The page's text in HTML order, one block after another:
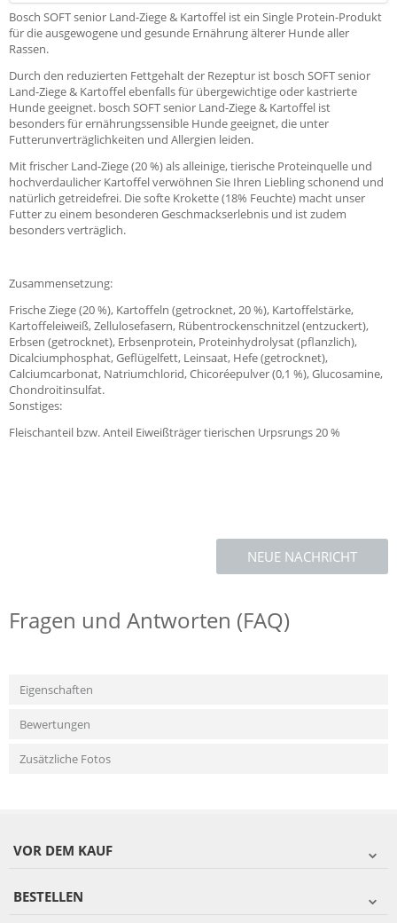
Bosch SOFT senior Land-Ziege & Kartoffel ist ein Single Protein-Produkt
für die ausgewogene und gesunde Ernährung älterer Hunde aller
Rassen.
Durch den reduzierten Fettgehalt der Rezeptur ist bosch SOFT senior
Land-Ziege & Kartoffel ebenfalls für übergewichtige oder kastrierte
Hunde geeignet. bosch SOFT senior Land-Ziege & Kartoffel ist
besonders für ernährungssensible Hunde geeignet, die unter
Futterunverträglichkeiten und Allergien leiden.
Mit frischer Land-Ziege (20 %) als alleinige, tierische Proteinquelle und
hochverdaulicher Kartoffel verwöhnen Sie Ihren Liebling schonend und
natürlich getreidefrei. Die softe Krokette (18% Feuchte) macht unser
Futter zu einem besonderen Geschmackserlebnis und ist zudem
besonders verträglich.
Zusammensetzung:
Frische Ziege (20 %), Kartoffeln (getrocknet, 20 %), Kartoffelstärke,
Kartoffeleiweiß, Zellulosefasern, Rübentrockenschnitzel (entzuckert),
Erbsen (getrocknet), Erbsenprotein, Proteinhydrolysat (pflanzlich),
Dicalciumphosphat, Geflügelfett, Leinsaat, Hefe (getrocknet),
Calciumcarbonat, Natriumchlorid, Chicoréepulver (0,1 %), Glucosamine,
Chondroitinsulfat.
Sonstiges:
Fleischanteil bzw. Anteil Eiweißträger tierischen Urpsrungs 20 %
NEUE NACHRICHT
Fragen und Antworten (FAQ)
Eigenschaften
Bewertungen
Zusätzliche Fotos
VOR DEM KAUF
BESTELLEN